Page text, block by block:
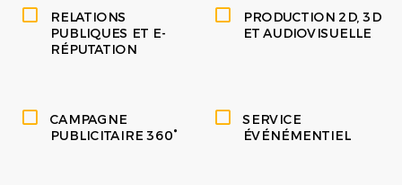
RELATIONS
PUBLIQUES ET E-
RÉPUTATION
PRODUCTION 2D, 3D
ET AUDIOVISUELLE
CAMPAGNE
PUBLICITAIRE 360°
SERVICE
ÉVÉNÉMENTIEL